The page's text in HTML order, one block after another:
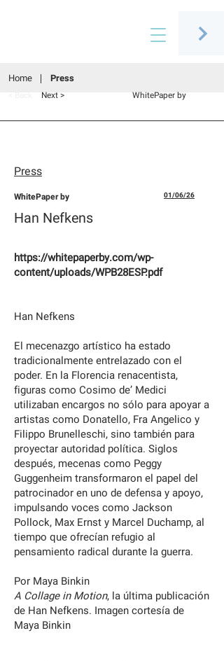
Home Press
Next > WhitePaper by
Press
WhitePaper by 01/06/26
Han Nefkens
https://whitepaperby.com/wp-
content/uploads/WPB28ESP.pdf
Han Nefkens
El mecenazgo artístico ha estado
tradicionalmente entrelazado con el
poder. En la Florencia renacentista,
figuras como Cosimo de’ Medici
utilizaban encargos no sólo para apoyar a
artistas como Donatello, Fra Angelico y
Filippo Brunelleschi, sino también para
proyectar autoridad política. Siglos
después, mecenas como Peggy
Guggenheim transformaron el papel del
patrocinador en uno de defensa y apoyo,
impulsando voces como Jackson
Pollock, Max Ernst y Marcel Duchamp, al
tiempo que ofrecían refugio al
pensamiento radical durante la guerra.
Por Maya Binkin
A Collage in Motion, la última publicación
de Han Nefkens. Imagen cortesía de
Maya Binkin